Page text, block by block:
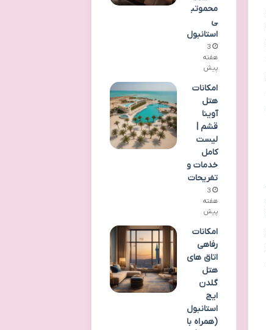
محموتب
ی
استانبول
3
هفته
پیش
امکانات
هتل
آوینا
قشم |
لیست
کامل
خدمات و
تفریحات
3
هفته
پیش
امکانات
رفاهی
اتاق های
هتل
گلدن
ایج
استانبول
(همراه با